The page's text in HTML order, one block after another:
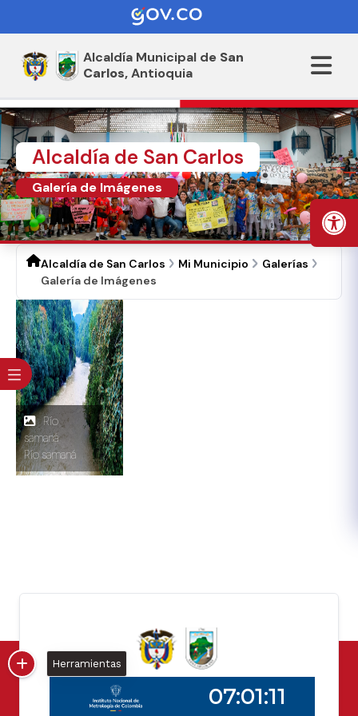
Alcaldía Municipal de San
Carlos,Antioquia
Alcaldía de San Carlos
Galería de Imágenes
Alcaldía de San Carlos Mi Municipio
Galerías
Galería de Imágenes
Río
samaná
Río samaná
Herramientas